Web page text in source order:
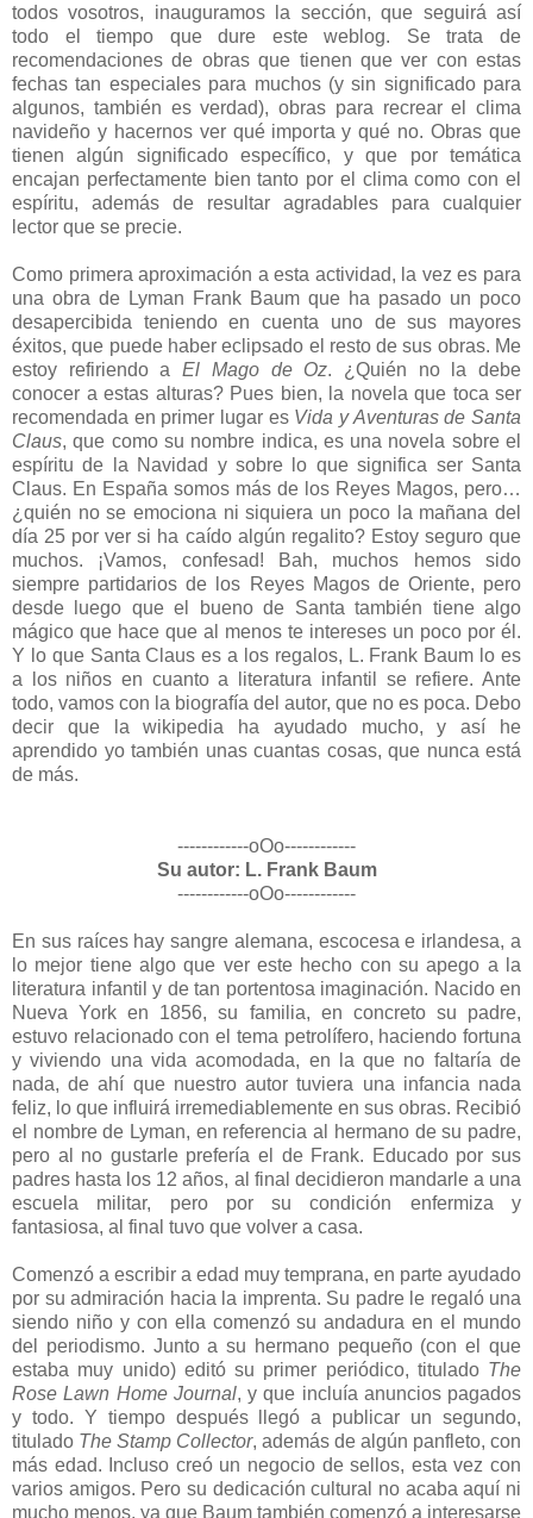
todos vosotros, inauguramos la sección, que seguirá así
todo el tiempo que dure este weblog. Se trata de
recomendaciones de obras que tienen que ver con estas
fechas tan especiales para muchos (y sin significado para
algunos, también es verdad), obras para recrear el clima
navideño y hacernos ver qué importa y qué no. Obras que
tienen algún significado específico, y que por temática
encajan perfectamente bien tanto por el clima como con el
espíritu, además de resultar agradables para cualquier
lector que se precie.
Como primera aproximación a esta actividad, la vez es para
una obra de Lyman Frank Baum que ha pasado un poco
desapercibida teniendo en cuenta uno de sus mayores
éxitos, que puede haber eclipsado el resto de sus obras. Me
estoy refiriendo aEl Mago de Oz. ¿Quién no la debe
conocer a estas alturas? Pues bien, la novela que toca ser
recomendada en primer lugar es Vida y Aventuras de Santa
Claus, que como su nombre indica, es una novela sobre el
espíritu de la Navidad y sobre lo que significa ser Santa
Claus. En España somos más de los Reyes Magos, pero…
¿quién no se emociona ni siquiera un poco la mañana del
día 25 por ver si ha caído algún regalito? Estoy seguro que
muchos. ¡Vamos, confesad! Bah, muchos hemos sido
siempre partidarios de los Reyes Magos de Oriente, pero
desde luego que el bueno de Santa también tiene algo
mágico que hace que al menos te intereses un poco por él.
Y lo que Santa Claus es a los regalos, L. Frank Baum lo es
a los niños en cuanto a literatura infantil se refiere. Ante
todo, vamos con la biografía del autor, que no es poca. Debo
decir que la wikipedia ha ayudado mucho, y así he
aprendido yo también unas cuantas cosas, que nunca está
de más.
------------oOo------------
Su autor: L. Frank Baum
------------oOo------------
En sus raíces hay sangre alemana, escocesa e irlandesa, a
lo mejor tiene algo que ver este hecho con su apego a la
literatura infantil y de tan portentosa imaginación. Nacido en
Nueva York en 1856, su familia, en concreto su padre,
estuvo relacionado con el tema petrolífero, haciendo fortuna
y viviendo una vida acomodada, en la que no faltaría de
nada, de ahí que nuestro autor tuviera una infancia nada
feliz, lo que influirá irremediablemente en sus obras. Recibió
el nombre de Lyman, en referencia al hermano de su padre,
pero al no gustarle prefería el de Frank. Educado por sus
padres hasta los 12 años, al final decidieron mandarle a una
escuela militar, pero por su condición enfermiza y
fantasiosa, al final tuvo que volver a casa.
Comenzó a escribir a edad muy temprana, en parte ayudado
por su admiración hacia la imprenta. Su padre le regaló una
siendo niño y con ella comenzó su andadura en el mundo
del periodismo. Junto a su hermano pequeño (con el que
estaba muy unido) editó su primer periódico, titulado The
Rose Lawn Home Journal, y que incluía anuncios pagados
y todo. Y tiempo después llegó a publicar un segundo,
titulado The Stamp Collector, además de algún panfleto, con
más edad. Incluso creó un negocio de sellos, esta vez con
varios amigos. Pero su dedicación cultural no acaba aquí ni
mucho menos, ya que Baum también comenzó a interesarse